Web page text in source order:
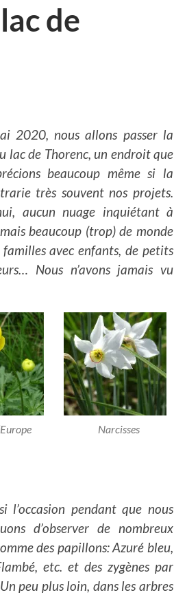
de
2020, nous allons passer la
lac de Thorenc, un endroit que
beaucoup même si la
très souvent nos projets.
aucun nuage inquiétant à
beaucoup (trop) de monde
avec enfants, de petits
Nous n’avons jamais vu
Narcisses
l’occasion pendant que nous
d’observer de nombreux
des papillons: Azuré bleu,
etc. et des zygènes par
peu plus loin, dans les arbres